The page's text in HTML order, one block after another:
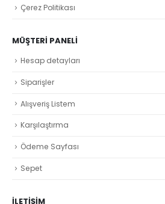
Çerez Politikası
MÜŞTERI PANELI
Hesap detayları
Siparişler
Alışveriş Listem
Karşılaştırma
Ödeme Sayfası
Sepet
İLETİŞİM